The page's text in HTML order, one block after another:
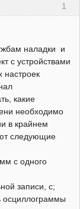
1
наладки и
с устройствами
настроек
какие
необходимо
в крайнем
следующие
с одного
записи, с;
осциллограммы